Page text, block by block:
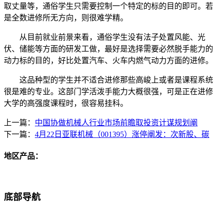
取丈量等，通俗学生只需要控制一个特定的标的目的即可。若
是全数进修所无方向，则很难学精。
从目前就业前景来看，通俗学生没有法子处置风能、光
伏、储能等方面的研发工做，最好是选择需要必然脱手能力的
动力标的目的，好比处置汽车、火车内燃气动力方面的进修。
这品种型的学生并不适合进修那些高峻上或者是课程系统
很是难的专业。这部门学活泼手能力大概很强，可是正在进修
大学的高强度课程时，很容易挂科。
上一篇： 中国协做机械人行业市场前瞻取投资计谋规划阐
下一篇： 4月22日亚联机械（001395）涨停阐发：次新股、碳
地区产品：
底部导航